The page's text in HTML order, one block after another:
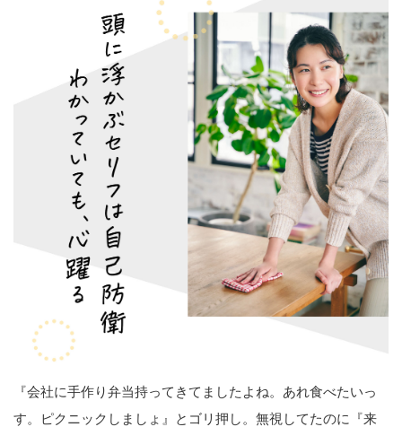
『会社に手作り弁当持ってきてましたよね。あれ食べたいっ
す。ピクニックしましょ』とゴリ押し。無視してたのに『来